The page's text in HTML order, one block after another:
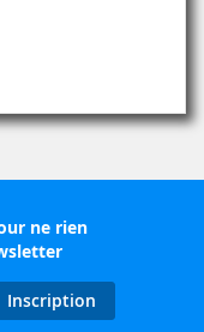
ne rien
Inscription